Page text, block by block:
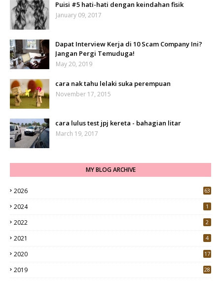
Puisi #5 hati-hati dengan keindahan fisik
January 09, 2017
Dapat Interview Kerja di 10 Scam Company Ini?
Jangan Pergi Temuduga!
May 20, 2019
cara nak tahu lelaki suka perempuan
November 17, 2015
cara lulus test jpj kereta - bahagian litar
March 19, 2017
MY BLOG ARCHIVE
2026 63
2024 1
2022 2
2021 4
2020
17
2019
28